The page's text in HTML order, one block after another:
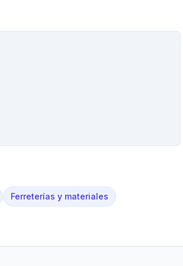
Ferreterías y materiales